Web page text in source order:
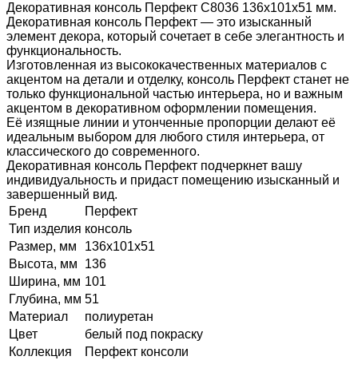
Декоративная консоль Перфект C8036 136х101х51 мм.
Декоративная консоль Перфект — это изысканный
элемент декора, который сочетает в себе элегантность и
функциональность.
Изготовленная из высококачественных материалов с
акцентом на детали и отделку, консоль Перфект станет не
только функциональной частью интерьера, но и важным
акцентом в декоративном оформлении помещения.
Её изящные линии и утонченные пропорции делают её
идеальным выбором для любого стиля интерьера, от
классического до современного.
Декоративная консоль Перфект подчеркнет вашу
индивидуальность и придаст помещению изысканный и
завершенный вид.
Бренд
Перфект
Тип изделия консоль
Размер, мм
136х101х51
Высота, мм
136
Ширина, мм 101
Глубина, мм 51
Материал
полиуретан
Цвет
белый под покраску
Коллекция
Перфект консоли